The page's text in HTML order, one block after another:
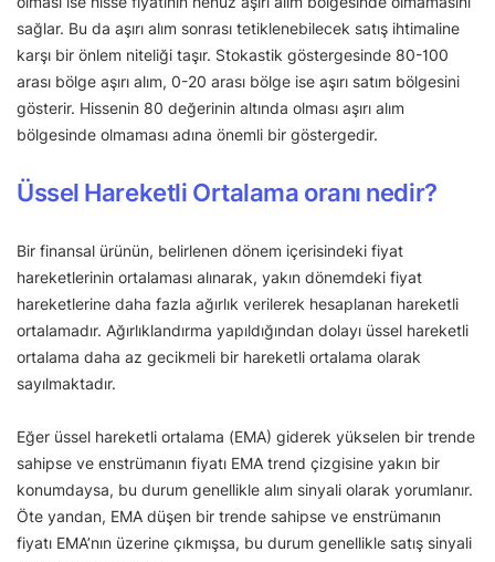
sağlar. Bu da aşırı alım sonrası tetiklenebilecek satış ihtimaline
karşı bir önlem niteliği taşır. Stokastik göstergesinde 80-100
arası bölge aşırı alım, 0-20 arası bölge ise aşırı satım bölgesini
gösterir. Hissenin 80 değerinin altında olması aşırı alım
bölgesinde olmaması adına önemli bir göstergedir.
Üssel Hareketli Ortalama oranı nedir?
Bir finansal ürünün, belirlenen dönem içerisindeki fiyat
hareketlerinin ortalaması alınarak, yakın dönemdeki fiyat
hareketlerine daha fazla ağırlık verilerek hesaplanan hareketli
ortalamadır. Ağırlıklandırma yapıldığından dolayı üssel hareketli
ortalama daha az gecikmeli bir hareketli ortalama olarak
sayılmaktadır.
Eğer üssel hareketli ortalama (EMA) giderek yükselen bir trende
sahipse ve enstrümanın fiyatı EMA trend çizgisine yakın bir
konumdaysa, bu durum genellikle alım sinyali olarak yorumlanır.
Öte yandan, EMA düşen bir trende sahipse ve enstrümanın
fiyatı EMA’nın üzerine çıkmışsa, bu durum genellikle satış sinyali